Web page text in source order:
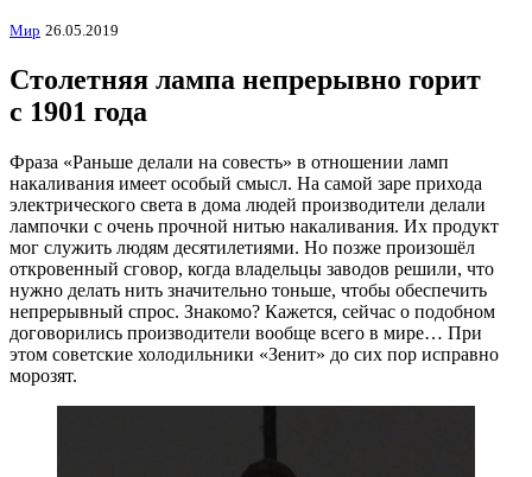
Мир 26.05.2019
Столетняя лампа непрерывно горит
с 1901 года
Фраза «Раньше делали на совесть» в отношении ламп
накаливания имеет особый смысл. На самой заре прихода
электрического света в дома людей производители делали
лампочки с очень прочной нитью накаливания. Их продукт
мог служить людям десятилетиями. Но позже произошёл
откровенный сговор, когда владельцы заводов решили, что
нужно делать нить значительно тоньше, чтобы обеспечить
непрерывный спрос. Знакомо? Кажется, сейчас о подобном
договорились производители вообще всего в мире… При
этом советские холодильники «Зенит» до сих пор исправно
морозят.